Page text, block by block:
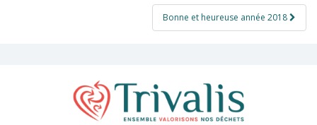
Bonne et heureuse année 2018